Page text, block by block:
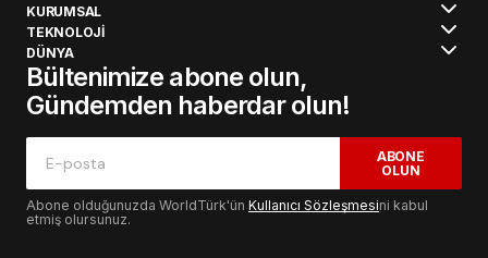
KURUMSAL
TEKNOLOJİ
DÜNYA
Bültenimize abone olun,
Gündemden haberdar olun!
ABONE
OLUN
Abone olduğunuzda WorldTürk'ün Kullanıcı Sözleşmesini kabul
etmiş olursunuz.